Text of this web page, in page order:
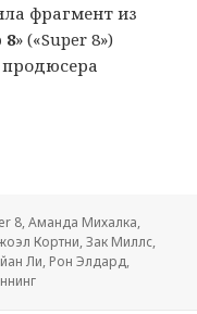
фрагмент из
8» («Super 8»)
международный
8,Аманда Михалка,
Кортни,Зак Миллс,
Ли, Рон Элдард,